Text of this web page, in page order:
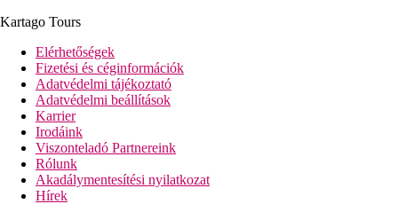
Kartago Tours
Elérhetőségek
Fizetési és céginformációk
Adatvédelmi tájékoztató
Adatvédelmi beállítások
Karrier
Irodáink
Viszonteladó Partnereink
Rólunk
Akadálymentesítési nyilatkozat
Hírek